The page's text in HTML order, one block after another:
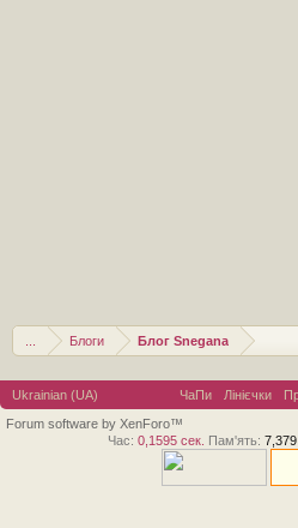
Блоги Блог Snegana
Ukrainian (UA) ЧаПи Лінієчки
Forum software by XenForo™
Час: 0,1595 сек. Пам'ять: